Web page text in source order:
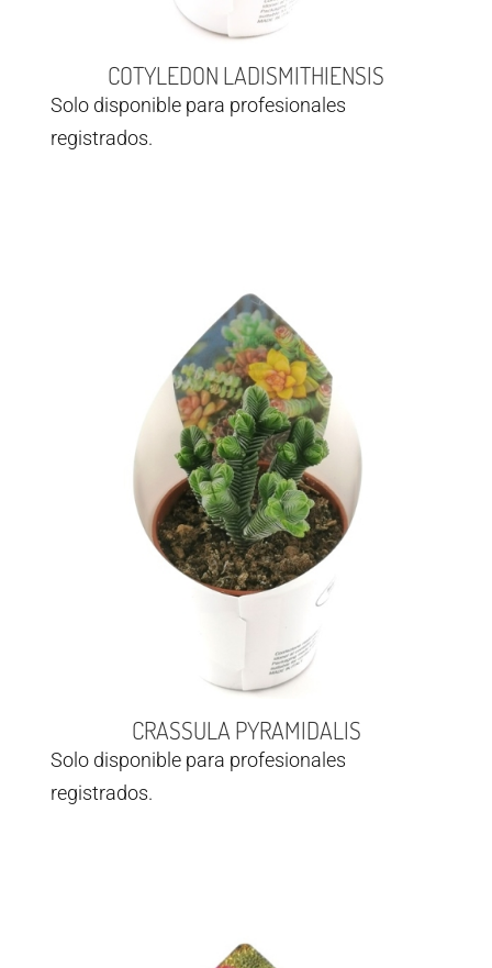
COTYLEDON LADISMITHIENSIS
Solo disponible para profesionales
registrados.
CRASSULA PYRAMIDALIS
Solo disponible para profesionales
registrados.